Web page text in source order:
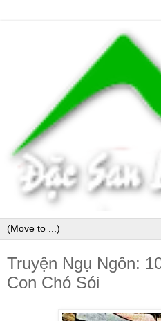
Truyện Ngụ Ngôn:
Con Chó Sói